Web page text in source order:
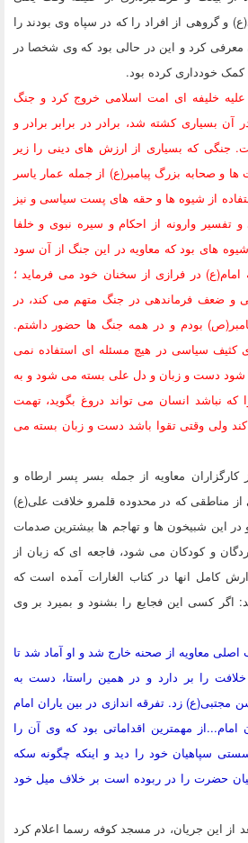
و گروهی از افراد را که در سپاه وی بودند را
معرفی کرد و این در حالی بود که وی شخصا در
خودداری کرده بود.
علیه خلیفه ای امت اسلامی خروج کرد و جنگ
بسیاری کشته شد، برادر در برابر برادر و
جنگی که بسیاری از ارزش های دینی را زیر
و صحابه بزرگ پیامبر(ع) از جمله عمار یاسر
از شیوه ها و حقه های پست سیاسی و نیز
و تفسیر وارونه از احکام و سیره نبوی و خلفا
های بود که معاویه در این جنگ از آن سود
در فرازی از سخنان خود می فرماید ؛
و ضعف فرماندهی در جنگ متهم می کند، در
بودم و در همه جنگ ها حضور داشتم.
کثیف سیاسی در هیچ مسئله ای استفاده نمی
شود دست و زبان و دل علی بسته می شود و به
که نباشد انسان می تواند دروغ بگوید، تهمت
کند ولی وقتی تقوا باشد دست و زبان بسته می
معاویه از جمله بسر پسر ارطاه و
مناطقی که در محدوده قلمرو خلافت علی(ع)
در این شبیخون ها و تهاجم ها بیشترین صدمات
و کودکان می شود، فاجعه ای که زبان از
کامل انها در کتاب الغارات آمده است که
اگر کسی این فجایع را بشنود و بمیرد بر وی
معاویه از صحنه خارج شد و او آماد شد تا
را بر دارد و در همین راستا، دست به
مجتبی(ع) زد. تفرقه اندازی در بین یاران امام
امام...از مهمترین اقداماتی بود که وی آن را
سپاهیان خود را دید و اینکه چگونه سکه
حضرت را در ربوده است بر خلاف میل خود
از این جریان، در مسجد کوفه رسما اعلام کرد